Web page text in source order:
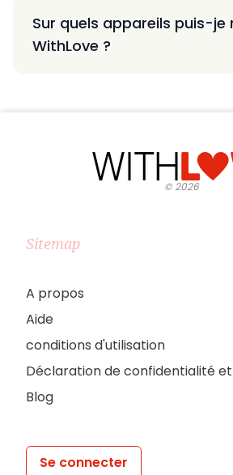
Sur quels appareils puis-je
WithLove ?
©2026
Sitemap
A propos
Aide
conditions d'utilisation
Déclaration de confidentialité
Blog
Se connecter